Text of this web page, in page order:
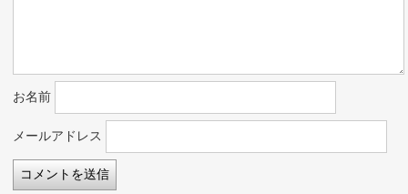
お名前
メールアドレス